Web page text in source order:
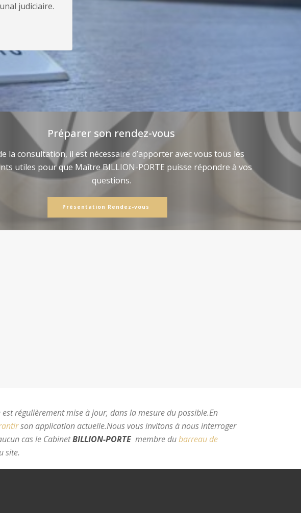
judiciaire.
Préparer son rendez-vous
la consultation, il est nécessaire d’apporter avec vous tous les
utiles pour que Maître BILLION-PORTE puisse répondre à vos
questions.
Présentation Rendez-vous
régulièrement mise à jour, dans la mesure du possible.En
son application actuelle.Nous vous invitons à nous interroger
cas le CabinetBILLION-PORTE membre dubarreau de
site.